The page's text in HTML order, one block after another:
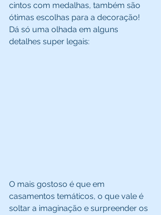
cintos com medalhas, também são
ótimas escolhas para a decoração!
Dá só uma olhada em alguns
detalhes super legais:
O mais gostoso é que em
casamentos temáticos, o que vale é
soltar a imaginação e surpreender os